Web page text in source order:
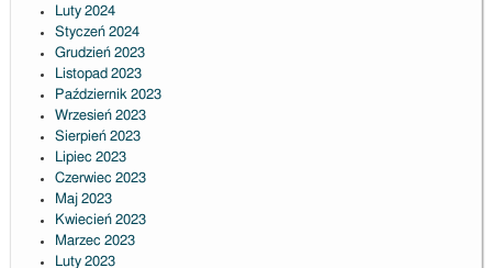
Luty 2024
Styczeń 2024
Grudzień 2023
Listopad 2023
Październik 2023
Wrzesień 2023
Sierpień 2023
Lipiec 2023
Czerwiec 2023
Maj 2023
Kwiecień 2023
Marzec 2023
Luty 2023